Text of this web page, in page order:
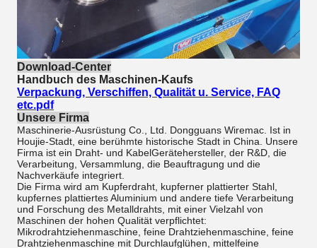
Download-Center
Handbuch des Maschinen-Kaufs
Verpackung, Verschiffen, Qualität u. Service, FAQ
etc.pdf
Unsere Firma
Maschinerie-Ausrüstung Co., Ltd. Dongguans Wiremac. Ist in
Houjie-Stadt, eine berühmte historische Stadt in China. Unsere
Firma ist ein Draht- und KabelGerätehersteller, der R&D, die
Verarbeitung, Versammlung, die Beauftragung und die
Nachverkäufe integriert.
Die Firma wird am Kupferdraht, kupferner plattierter Stahl,
kupfernes plattiertes Aluminium und andere tiefe Verarbeitung
und Forschung des Metalldrahts, mit einer Vielzahl von
Maschinen der hohen Qualität verpflichtet:
Mikrodrahtziehenmaschine, feine Drahtziehenmaschine, feine
Drahtziehenmaschine mit Durchlaufglühen, mittelfeine